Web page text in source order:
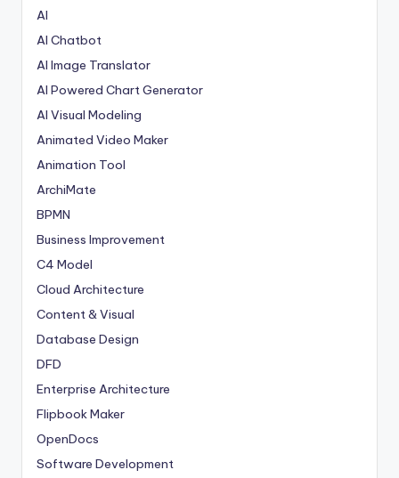
AI
AI Chatbot
AI Image Translator
AI Powered Chart Generator
AI Visual Modeling
Animated Video Maker
Animation Tool
ArchiMate
BPMN
Business Improvement
C4 Model
Cloud Architecture
Content & Visual
Database Design
DFD
Enterprise Architecture
Flipbook Maker
OpenDocs
Software Development